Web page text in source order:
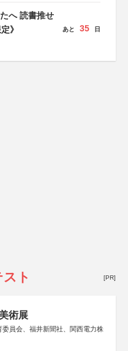
へ 読書推せ
》
あと 35 日
ト [PR]
術展
員会、福井新聞社、関西電力株